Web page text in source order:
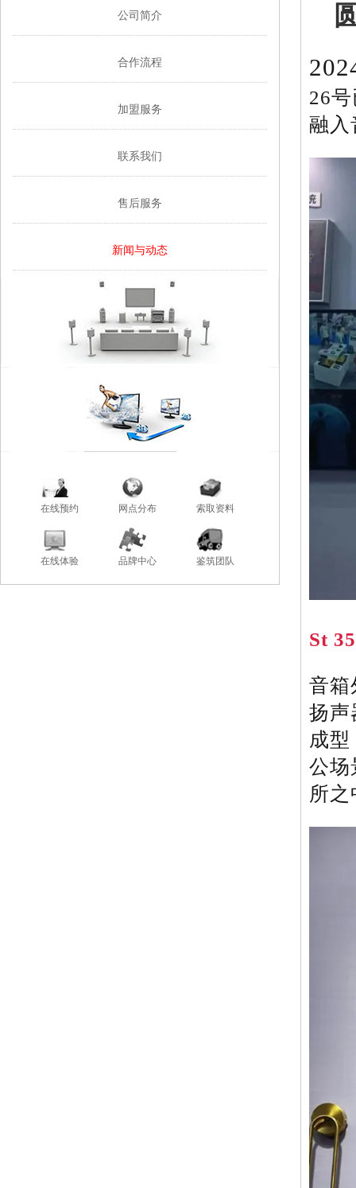
公司简介
合作流程
加盟服务
联系我们
售后服务
新闻与动态
在线预约 网点分布 索取资料
在线体验 品牌中心 鉴筑团队
26
融入
St
音箱
扬声
成
公场
所